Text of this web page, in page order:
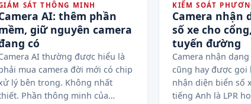
SÁT THÔNG MINH
AI: thêm phần
giữ nguyên camera
có
AI thường được hiểu là
mua camera đời mới có chip
lý bên trong. Không nhất
Phần thông minh của…
KIỂM SOÁT
Camera nhận
số xe cho
tuyến đường
Camera nhận
cũng hay được gọi
nhận diện biển số
tiếng Anh là LPR